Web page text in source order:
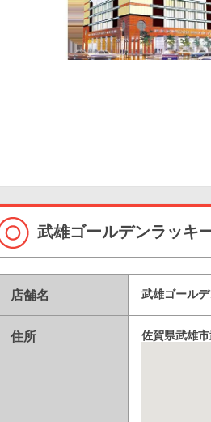
武雄ゴールデンラッキ
店舗名 武雄ゴール
住所 佐賀県武雄